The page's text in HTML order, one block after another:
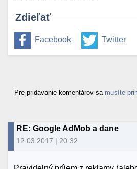
Zdieľať
Facebook Twitter
Pre pridávanie komentárov sa musíte
RE: Google AdMob a dane
12.03.2017 | 20:32